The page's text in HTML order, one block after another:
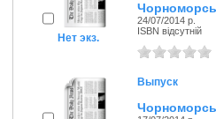
Нет экз.
24/07/2014 р.
ISBN відсутній
Выпуск